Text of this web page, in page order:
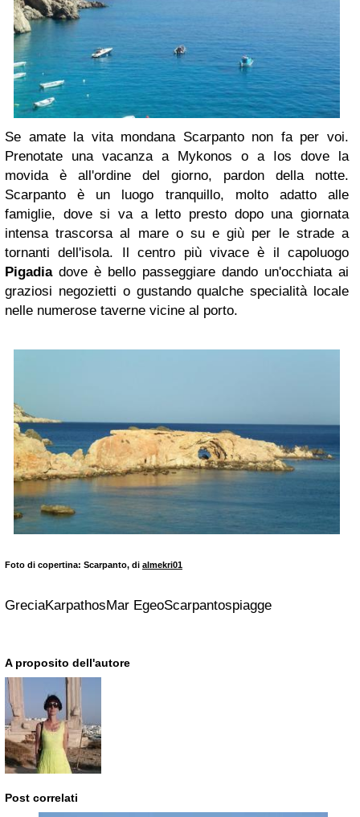
Se amate la vita mondana Scarpanto non fa per voi.
Prenotate una vacanza a Mykonos o a Ios dove la
movida è all'ordine del giorno, pardon della notte.
Scarpanto è un luogo tranquillo, molto adatto alle
famiglie, dove si va a letto presto dopo una giornata
intensa trascorsa al mare o su e giù per le strade a
tornanti dell'isola. Il centro più vivace è il capoluogo
Pigadiadove è bello passeggiare dando un'occhiata ai
graziosi negozietti o gustando qualche specialità locale
nelle numerose taverne vicine al porto.
Foto di copertina: Scarpanto, di almekri01
GreciaKarpathosMar EgeoScarpantospiagge
A proposito dell'autore
Post correlati